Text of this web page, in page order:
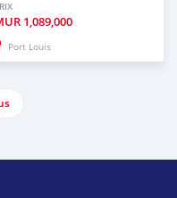
1,089,000
Port Louis